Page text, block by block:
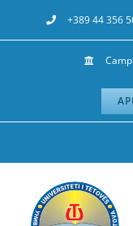
to
+389 44 356